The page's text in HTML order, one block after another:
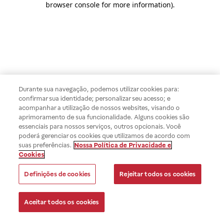
browser console for more information).
Durante sua navegação, podemos utilizar cookies para:
confirmar sua identidade; personalizar seu acesso; e
acompanhar a utilização de nossos websites, visando o
aprimoramento de sua funcionalidade. Alguns cookies são
essenciais para nossos serviços, outros opcionais. Você
poderá gerenciar os cookies que utilizamos de acordo com
suas preferências. Nossa Política de Privacidade e
Cookies
Definições de cookies Rejeitar todos os cookies
Aceitar todos os cookies